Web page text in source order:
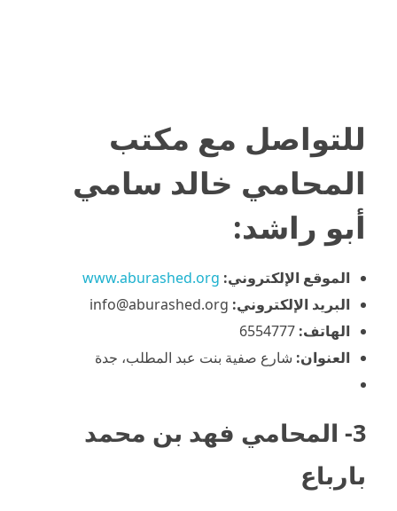
للتواصل مع مكتب
المحامي خالد سامي
أبو راشد:
الموقع الإلكتروني: www.aburashed.org
البريد الإلكتروني:
الهاتف:
العنوان: شارع صفية بنت عبد المطلب، جدة
3- المحامي فهد بن محمد
بارباع